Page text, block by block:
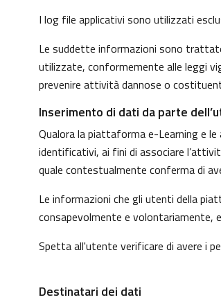
I log file applicativi sono utilizzati
Le suddette informazioni sono
utilizzate, conformemente alle leggi
prevenire attività dannose o
Inserimento di dati da parte
Qualora la piattaforma e-Learning e
identificativi, ai fini di associare
quale contestualmente conferma di
Le informazioni che gli utenti della
consapevolmente e volontariamente,
Spetta all'utente verificare di avere i
Destinatari dei dati